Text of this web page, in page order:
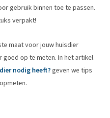
gebruik binnen toe te passen.
verpakt!
maat voor jouw huisdier
op te meten. In het artikel
nodig heeft?geven we tips